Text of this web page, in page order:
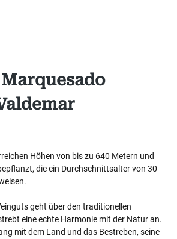
Höhen von bis zu 640 Metern und
die ein Durchschnittsalter von 30
geht über den traditionellen
eine echte Harmonie mit der Natur an.
mit dem Land und das Bestreben, seine